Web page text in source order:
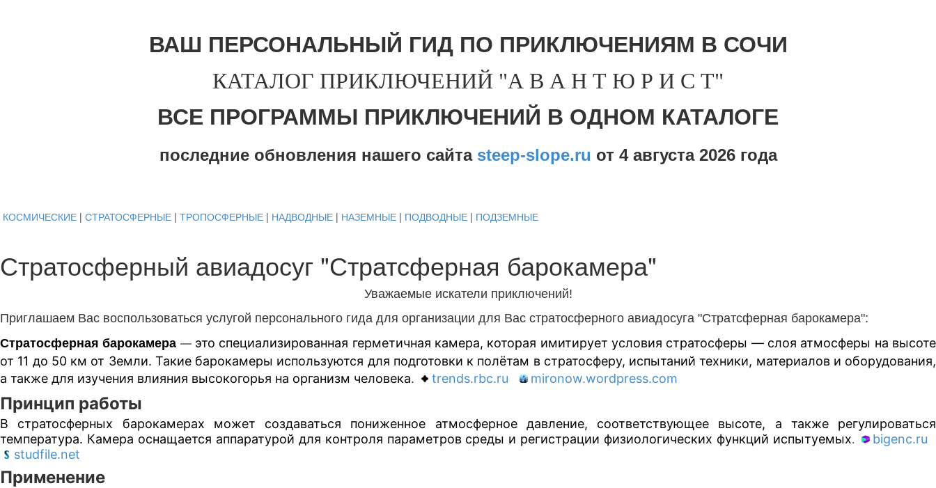
ВАШ ПЕРСОНАЛЬНЫЙ ГИД ПО ПРИКЛЮЧЕНИЯМ В СОЧИ
КАТАЛОГ ПРИКЛЮЧЕНИЙ "А В А Н Т Ю Р И С Т"
ВСЕ ПРОГРАММЫ ПРИКЛЮЧЕНИЙ В ОДНОМ КАТАЛОГЕ
последние обновления нашего сайта steep-slope.ru от 4 августа 2026 года
КОСМИЧЕСКИЕ | СТРАТОСФЕРНЫЕ | ТРОПОСФЕРНЫЕ | НАДВОДНЫЕ | НАЗЕМНЫЕ | ПОДВОДНЫЕ | ПОДЗЕМНЫЕ
Стратосферный авиадосуг "Стратсферная барокамера"
Уважаемые искатели приключений!
Приглашаем Вас воспользоваться услугой персонального гида для организации для Вас стратосферного авиадосуга "Стратсферная барокамера":
Стратосферная барокамера — это специализированная герметичная камера, которая имитирует условия стратосферы — слоя атмосферы на высоте
от 11 до 50 км от Земли. Такие барокамеры используются для подготовки к полётам в стратосферу, испытаний техники, материалов и оборудования,
а также для изучения влияния высокогорья на организм человека. trends.rbc.ru mironow.wordpress.com
Принцип работы
В стратосферных барокамерах может создаваться пониженное атмосферное давление, соответствующее высоте, а также регулироваться
температура. Камера оснащается аппаратурой для контроля параметров среды и регистрации физиологических функций испытуемых.
bigenc.ru
studfile.net
Применение